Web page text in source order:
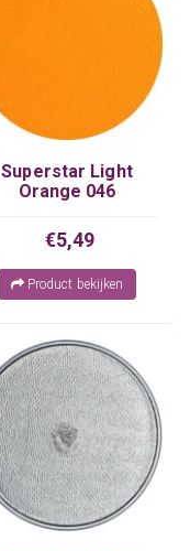
Superstar Light
Orange 046
€5,49
Product bekijken